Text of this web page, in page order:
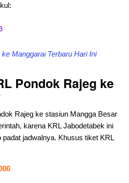
Manggarai Terbaru Hari Ini
Pondok Rajeg ke
Rajeg ke stasiun Mangga Besar
karena KRL Jabodetabek ini
jadwalnya. Khusus tiket KRL